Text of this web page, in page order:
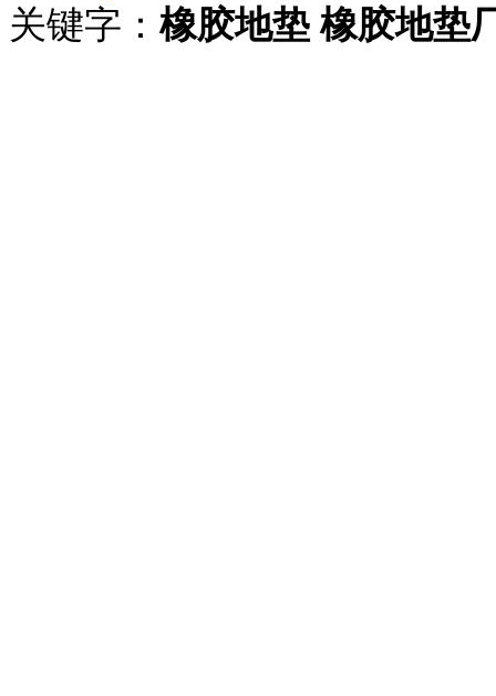
关键字：橡胶地垫 橡胶地垫